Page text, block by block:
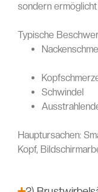
sondern
Typische
Schwindel
Hauptursachen:
Kopf,